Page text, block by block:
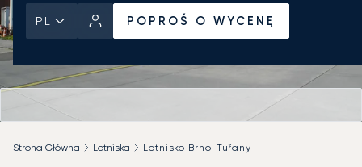
PL POPROŚ O WYCENĘ
Strona Główna Lotniska Lotnisko Brno-Tuřany